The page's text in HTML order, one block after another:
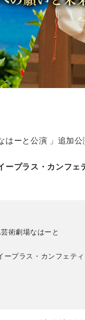
はーと公演 」追加
ープラス・カンフ
術劇場なはーと
プラス・カンフェティ